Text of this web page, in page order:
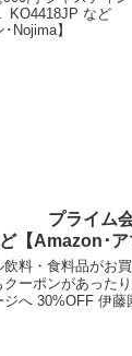
KO4418JP など
Nojima】
プライム
【Amazon･
料・食料品がお
クーポンがあった
ジへ 30%OFF 伊